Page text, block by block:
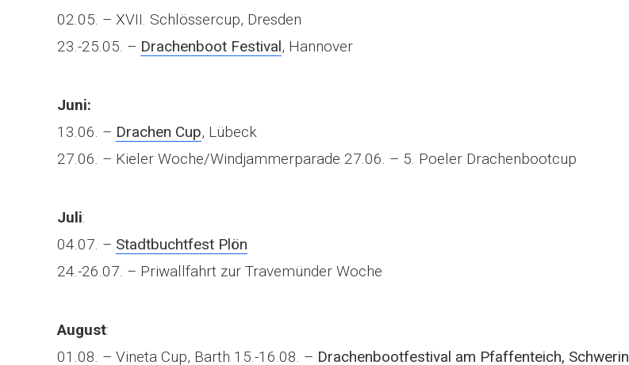
02.05. – XVII. Schlössercup, Dresden
23.-25.05. – Drachenboot Festival, Hannover
Juni:
13.06. – Drachen Cup, Lübeck
27.06. – Kieler Woche/Windjammerparade 27.06. – 5. Poeler Drachenbootcup
Juli:
04.07. – Stadtbuchtfest Plön
24.-26.07. – Priwallfahrt zur Travemünder Woche
August:
01.08. – Vineta Cup, Barth 15.-16.08. – Drachenbootfestival am Pfaffenteich, Schwerin